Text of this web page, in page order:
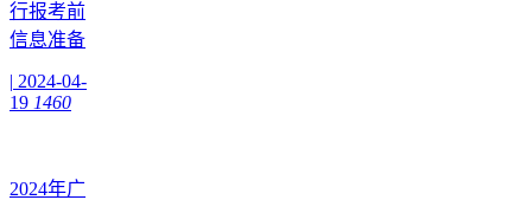
行报考前
信息准备
| 2024-04-
19 1460
2024年广